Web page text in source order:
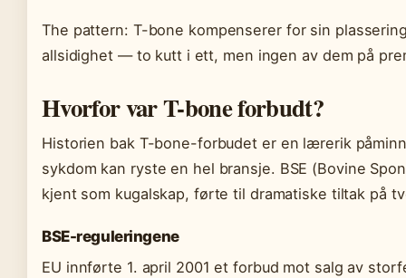
The pattern: T-bone kompenserer for sin
allsidighet — to kutt i ett, men ingen av dem på
Hvorfor var T-bone forbudt?
Historien bak T-bone-forbudet er en lærerik
sykdom kan ryste en hel bransje. BSE (Bovine
kjent som kugalskap, førte til dramatiske tiltak på
BSE-reguleringene
EU innførte 1. april 2001 et forbud mot salg av